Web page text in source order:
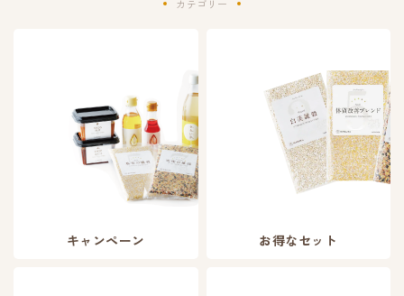
カテゴリー
キャンペーン お得なセット